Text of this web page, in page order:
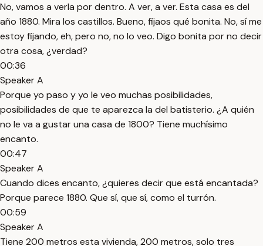
No, vamos a verla por dentro. A ver, a ver. Esta casa es del
año 1880. Mira los castillos. Bueno, fijaos qué bonita. No, sí me
estoy fijando, eh, pero no, no lo veo. Digo bonita por no decir
otra cosa, ¿verdad?
00:36
Speaker A
Porque yo paso y yo le veo muchas posibilidades,
posibilidades de que te aparezca la del batisterio. ¿A quién
no le va a gustar una casa de 1800? Tiene muchísimo
encanto.
00:47
Speaker A
Cuando dices encanto, ¿quieres decir que está encantada?
Porque parece 1880. Que sí, que sí, como el turrón.
00:59
Speaker A
Tiene 200 metros esta vivienda, 200 metros, solo tres